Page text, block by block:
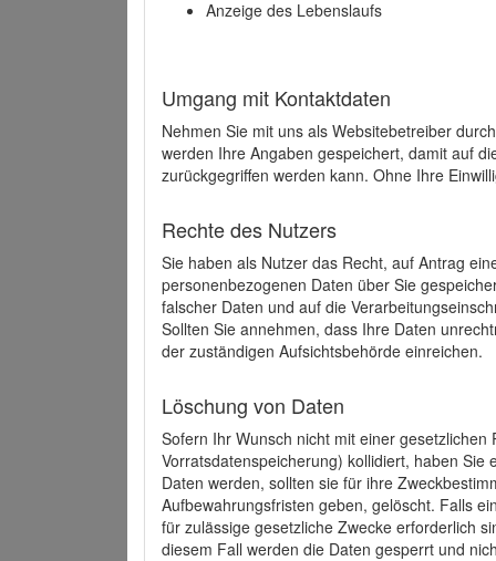
Anzeige des Lebenslaufs
Umgang mit Kontaktdaten
Nehmen Sie mit uns als Websitebetreiber
werden Ihre Angaben gespeichert, damit auf
zurückgegriffen werden kann. Ohne Ihre
Rechte des Nutzers
Sie haben als Nutzer das Recht, auf Antrag
personenbezogenen Daten über Sie
falscher Daten und auf die
Sollten Sie annehmen, dass Ihre Daten
der zuständigen Aufsichtsbehörde einreichen.
Löschung von Daten
Sofern Ihr Wunsch nicht mit einer
Vorratsdatenspeicherung) kollidiert, haben
Daten werden, sollten sie für ihre
Aufbewahrungsfristen geben, gelöscht. Falls
für zulässige gesetzliche Zwecke erforderlich
diesem Fall werden die Daten gesperrt und